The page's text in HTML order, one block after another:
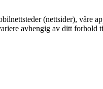
(nettsider), våre
avhengig av ditt forhold